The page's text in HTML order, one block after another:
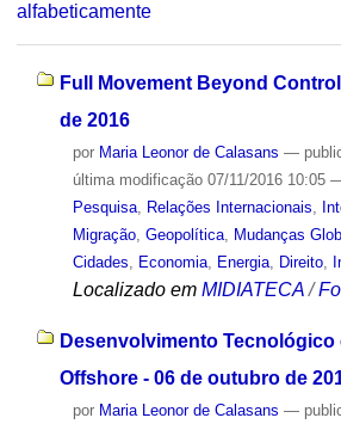
alfabeticamente
Full Movement Beyond
de 2016
por Maria Leonor de Calasans —
última modificação07/11/2016 10:05
Pesquisa, Relações Internacionais
Migração, Geopolítica, Mudanças
Cidades
Economia, Energia, Direito,
Localizado em MIDIATECA /
Desenvolvimento Tecnológico
Offshore - 06 de outubro de
por Maria Leonor de Calasans —